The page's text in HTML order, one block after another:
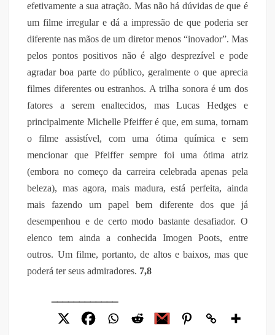
efetivamente a sua atração. Mas não há dúvidas de que é
um filme irregular e dá a impressão de que poderia ser
diferente nas mãos de um diretor menos “inovador”. Mas
pelos pontos positivos não é algo desprezível e pode
agradar boa parte do público, geralmente o que aprecia
filmes diferentes ou estranhos. A trilha sonora é um dos
fatores a serem enaltecidos, mas Lucas Hedges e
principalmente Michelle Pfeiffer é que, em suma, tornam
o filme assistível, com uma ótima química e sem
mencionar que Pfeiffer sempre foi uma ótima atriz
(embora no começo da carreira celebrada apenas pela
beleza), mas agora, mais madura, está perfeita, ainda
mais fazendo um papel bem diferente dos que já
desempenhou e de certo modo bastante desafiador. O
elenco tem ainda a conhecida Imogen Poots, entre
outros. Um filme, portanto, de altos e baixos, mas que
poderá ter seus admiradores. 7,8